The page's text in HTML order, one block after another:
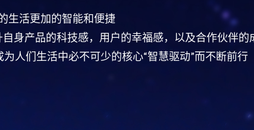
生活更加的智能和便捷
身产品的科技感，用户的幸福感，以及合作伙伴的
人们生活中必不可少的核心“智慧驱动”而不断前行